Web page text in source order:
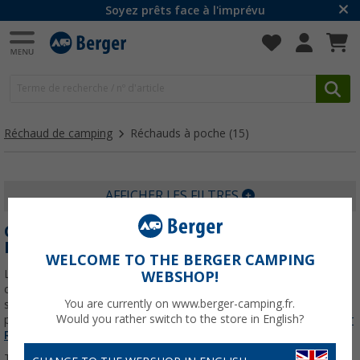
Soyez prêts face à l'imprévu
Réchaud de camping Réchauds à poche (15)
AFFICHER LES FILTRES
CUISINIÈRES LÉGÈRES : CUISINER DANS LA
NATURE N’A JAMAIS ÉTÉ AUSSI SIMPLE
Les poêles légères constituent la solution parfaite pour ceux qui
cherchent à cuisiner à l’extérieur sans porter de poids
supplémentaire. Son design compact et efficace vous permet de
préparer des repas complets dans n'importe quel En savoir plus sur
Réchauds à poche
WELCOME TO THE BERGER CAMPING
WEBSHOP!
You are currently on www.berger-camping.fr.
Would you rather switch to the store in English?